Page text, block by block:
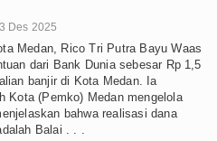
Des 2025
Medan, Rico Tri Putra Bayu Waas
dari Bank Dunia sebesar Rp 1,5
banjir di Kota Medan. Ia
Kota (Pemko) Medan mengelola
bahwa realisasi dana
Balai . . .